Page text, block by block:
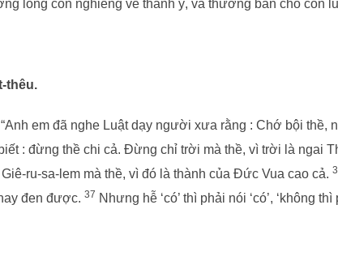
lòng con nghiêng về thánh ý, và thương ban cho con
thêu.
em đã nghe Luật dạy người xưa rằng : Chớ bội thề,
: đừng thề chi cả. Đừng chỉ trời mà thề, vì trời là ngai
ru-sa-lem mà thề, vì đó là thành của Đức Vua cao cả.
đen được. 37 Nhưng hễ ‘có’ thì phải nói ‘có’, ‘không